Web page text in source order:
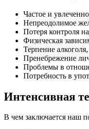
Частое и
Непреодолимое
Потеря контроля
Физическая
Терпение
Пренебрежение
Проблемы в
Потребность в
Интенсивная
В чем заключается наш